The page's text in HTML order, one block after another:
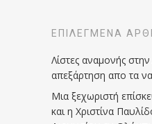
ΕΠΙΛΕΓΜΈΝΑ
Λίστες αναμονής
απεξάρτηση απο τα
Μια ξεχωριστή
και η Χριστίνα